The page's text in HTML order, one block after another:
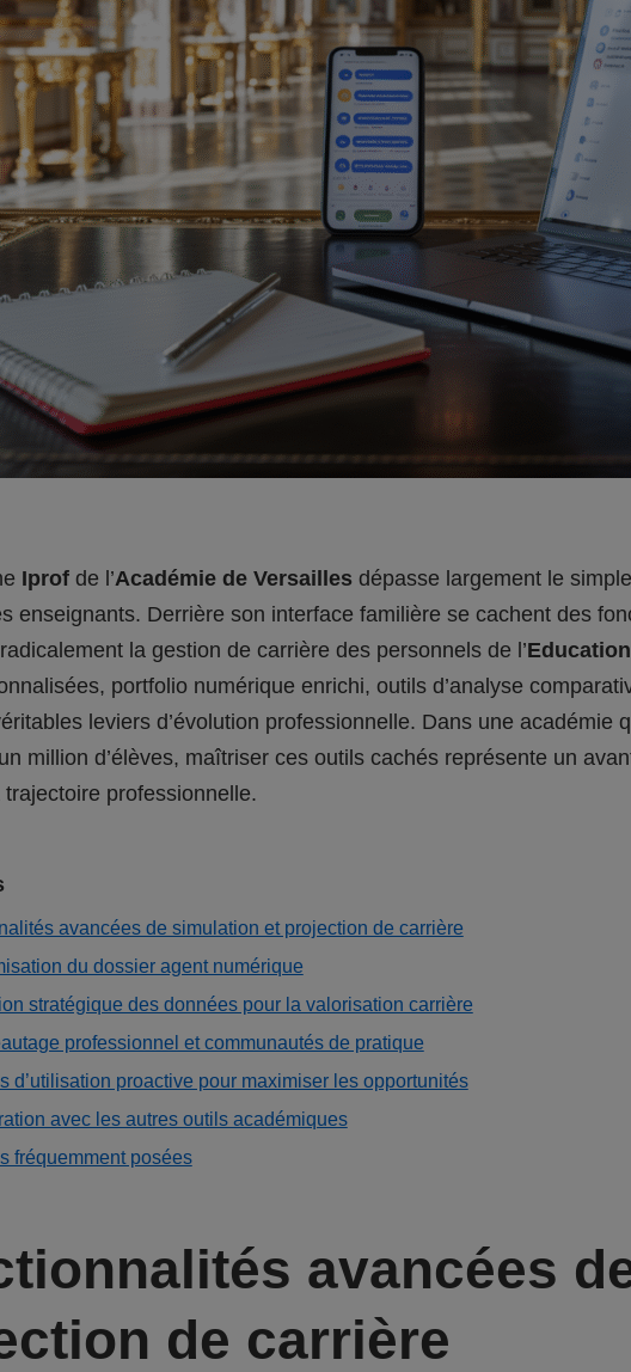
Iprofde l’Académie de Versailles dépasse largement le
enseignants. Derrière son interface familière se cachent des
la gestion de carrière des personnels de l’
portfolio numérique enrichi, outils d’analyse
leviers d’évolution professionnelle. Dans une académie
million d’élèves, maîtriser ces outils cachés représente un
professionnelle.
avancées de simulation et projection de carrière
du dossier agent numérique
stratégique des données pour la valorisation carrière
professionnel et communautés de pratique
d’utilisation proactive pour maximiser les opportunités
avec les autres outils académiques
fréquemment posées
avancées
de carrière